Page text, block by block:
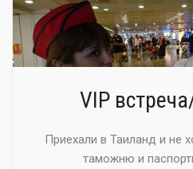
VIP
Приехали в Таиланд и не
таможню и